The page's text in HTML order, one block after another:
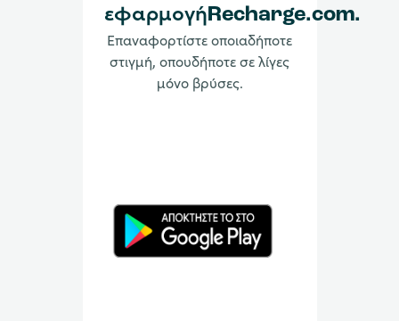
εφαρμογήRecharge.com.
Επαναφορτίστε οποιαδήποτε
στιγμή, οπουδήποτε σε λίγες
μόνο βρύσες.